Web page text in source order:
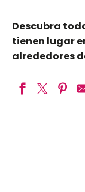
Descubra
tienen lugar
alrededores
La Foulée des
Goldmen - De